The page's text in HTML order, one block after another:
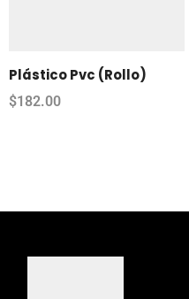
Plástico Pvc (Rollo)
$182.00